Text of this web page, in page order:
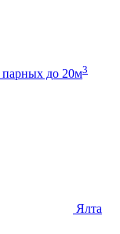
парных до 20м3
Ялта